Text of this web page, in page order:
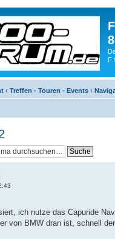
F
‹ Treffen - Touren - Events ‹
ich nutze das Capuride
von BMW dran ist, schnell